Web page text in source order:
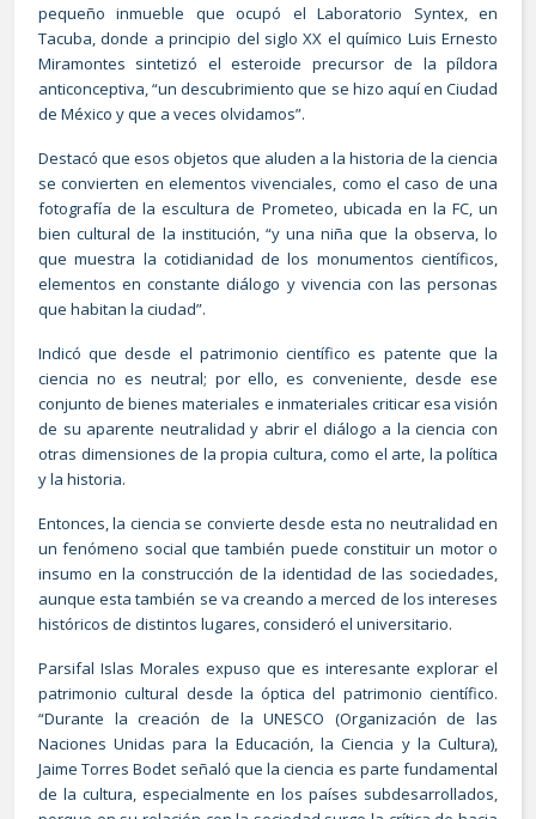
pequeño inmueble que ocupó el Laboratorio Syntex, en
Tacuba, donde a principio del siglo XX el químico Luis Ernesto
Miramontes sintetizó el esteroide precursor de la píldora
anticonceptiva, “un descubrimiento que se hizo aquí en Ciudad
de México y que a veces olvidamos”.
Destacó que esos objetos que aluden a la historia de la ciencia
se convierten en elementos vivenciales, como el caso de una
fotografía de la escultura de Prometeo, ubicada en la FC, un
bien cultural de la institución, “y una niña que la observa, lo
que muestra la cotidianidad de los monumentos científicos,
elementos en constante diálogo y vivencia con las personas
que habitan la ciudad”.
Indicó que desde el patrimonio científico es patente que la
ciencia no es neutral; por ello, es conveniente, desde ese
conjunto de bienes materiales e inmateriales criticar esa visión
de su aparente neutralidad y abrir el diálogo a la ciencia con
otras dimensiones de la propia cultura, como el arte, la política
y la historia.
Entonces, la ciencia se convierte desde esta no neutralidad en
un fenómeno social que también puede constituir un motor o
insumo en la construcción de la identidad de las sociedades,
aunque esta también se va creando a merced de los intereses
históricos de distintos lugares, consideró el universitario.
Parsifal Islas Morales expuso que es interesante explorar el
patrimonio cultural desde la óptica del patrimonio científico.
“Durante la creación de la UNESCO (Organización de las
Naciones Unidas para la Educación, la Ciencia y la Cultura),
Jaime Torres Bodet señaló que la ciencia es parte fundamental
de la cultura, especialmente en los países subdesarrollados,